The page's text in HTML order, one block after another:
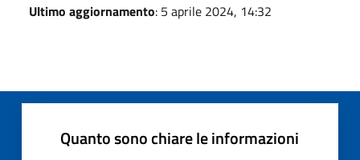
Ultimo aggiornamento: 5 aprile 2024, 14:32
Quanto sono chiare le informazioni